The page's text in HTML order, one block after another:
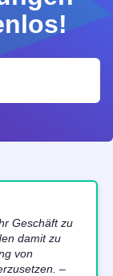
Geschäft zu
damit zu
von
–